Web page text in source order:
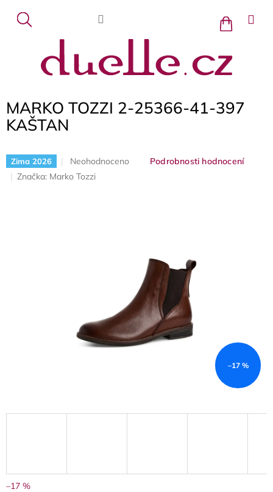
obsah
Nákupní
košík
MARKO TOZZI 2-25366-41-397
KAŠTAN
Zima 2026
Průměrné
produktu
Neohodnoceno
Podrobnosti hodnocení
Značka: Marko Tozzi
–17 %
–17 %